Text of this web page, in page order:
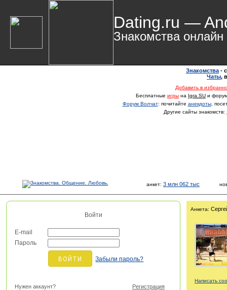
Dating.ru —
Знакомства онлайн
Знакомства -
Чаты,
Добавить в
Бесплатные игры на Igra.SU и
Форум Волчат: почитайте анекдоты,
Другие сайты знакомств:
анкет: 3 млн 062 тыс
Войти
E-mail
Пароль
Забыли пароль?
Нужен аккаунт? Регистрация
Анкета:
Написать